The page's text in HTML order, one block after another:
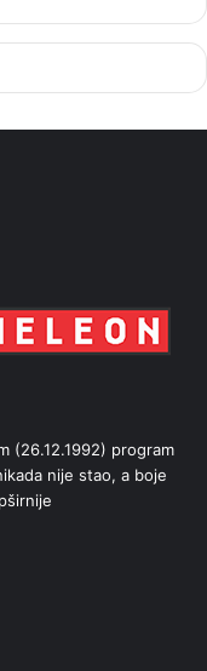
(26.12.1992) program
nije stao, a boje